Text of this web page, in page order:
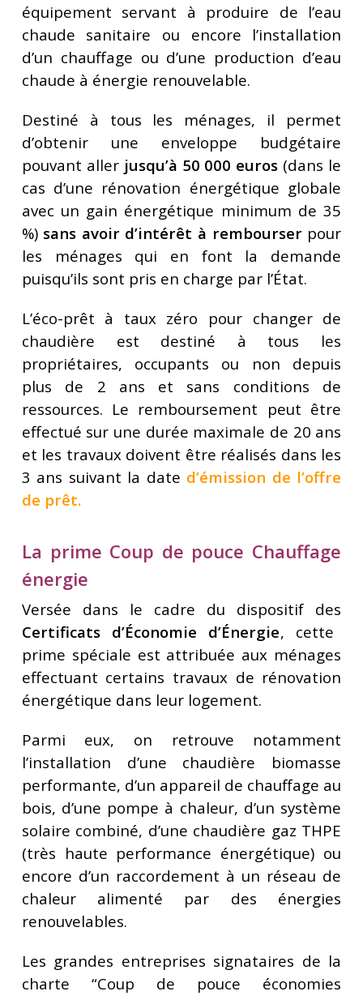
équipement servant à produire de l’eau
chaude sanitaire ou encore l’installation
d’un chauffage ou d’une production d’eau
chaude à énergie renouvelable.
Destiné à tous les ménages, il permet
d’obtenir une enveloppe budgétaire
pouvant aller jusqu’à 50 000 euros (dans le
cas d’une rénovation énergétique globale
avec un gain énergétique minimum de 35
%)sans avoir d’intérêt à rembourser pour
les ménages qui en font la demande
puisqu’ils sont pris en charge par l’État.
L’éco-prêt à taux zéro pour changer de
chaudière est destiné à tous les
propriétaires, occupants ou non depuis
plus de 2 ans et sans conditions de
ressources. Le remboursement peut être
effectué sur une durée maximale de 20 ans
et les travaux doivent être réalisés dans les
3 ans suivant la date d’émission de l’offre
de prêt.
La prime Coup de pouce Chauffage
énergie
Versée dans le cadre du dispositif des
Certificats d’Économie d’Énergie, cette
prime spéciale est attribuée aux ménages
effectuant certains travaux de rénovation
énergétique dans leur logement.
Parmi eux, on retrouve notamment
l’installation d’une chaudière biomasse
performante, d’un appareil de chauffage au
bois, d’une pompe à chaleur, d’un système
solaire combiné, d’une chaudière gaz THPE
(très haute performance énergétique) ou
encore d’un raccordement à un réseau de
chaleur alimenté par des énergies
renouvelables.
Les grandes entreprises signataires de la
charte “Coup de pouce économies